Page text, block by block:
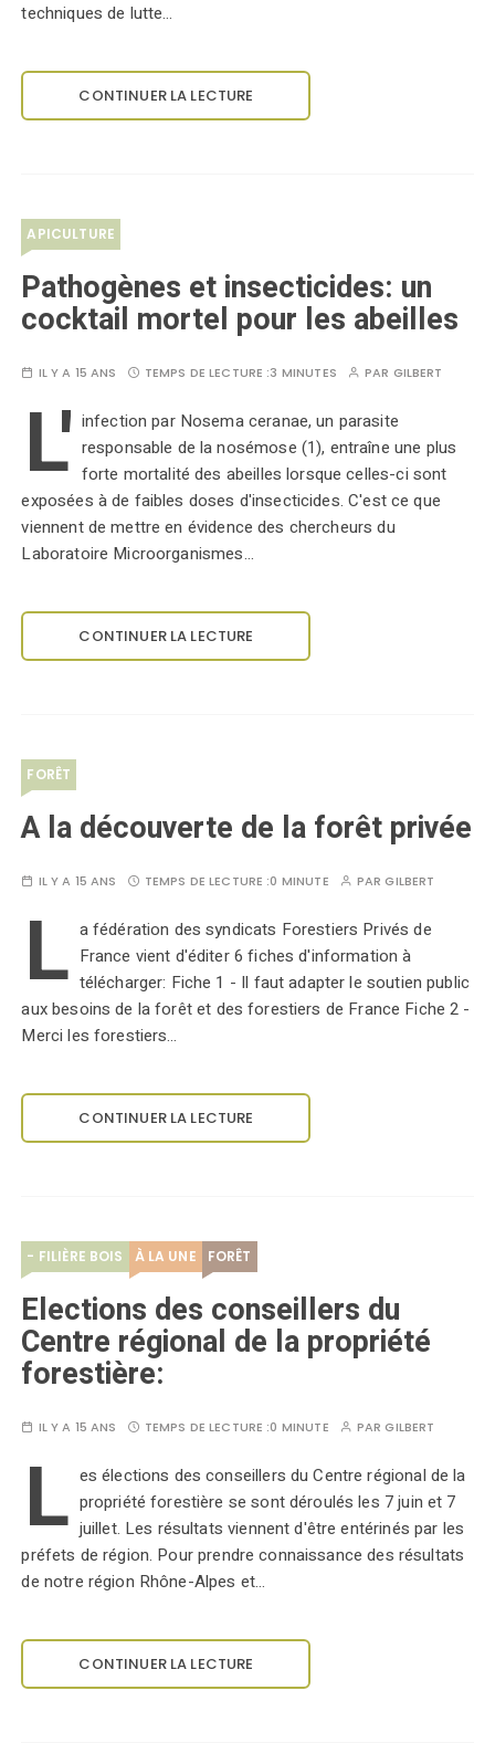
techniques de lutte…
CONTINUER LA LECTURE
APICULTURE
Pathogènes et insecticides: un
cocktail mortel pour les abeilles
IL Y A 15 ANS TEMPS DE LECTURE :3 MINUTES PAR GILBERT
L' infection par Nosema ceranae, un parasite
responsable de la nosémose (1), entraîne une plus
forte mortalité des abeilles lorsque celles-ci sont
exposées à de faibles doses d'insecticides. C'est ce que
viennent de mettre en évidence des chercheurs du
Laboratoire Microorganismes…
CONTINUER LA LECTURE
FORÊT
A la découverte de la forêt privée
IL Y A 15 ANS TEMPS DE LECTURE :0 MINUTE PARGILBERT
L a fédération des syndicats Forestiers Privés de
France vient d'éditer 6 fiches d'information à
télécharger: Fiche 1 - Il faut adapter le soutien public
aux besoins de la forêt et des forestiers de France Fiche 2 -
Merci les forestiers…
CONTINUER LA LECTURE
- FILIÈRE BOIS À LA UNE FORÊT
Elections des conseillers du
Centre régional de la propriété
forestière:
IL Y A 15 ANS TEMPS DE LECTURE :0 MINUTE PARGILBERT
L es élections des conseillers du Centre régional de la
propriété forestière se sont déroulés les 7 juin et 7
juillet. Les résultats viennent d'être entérinés par les
préfets de région. Pour prendre connaissance des résultats
de notre région Rhône-Alpes et…
CONTINUER LA LECTURE